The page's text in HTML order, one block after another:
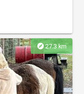
explore27.3 km